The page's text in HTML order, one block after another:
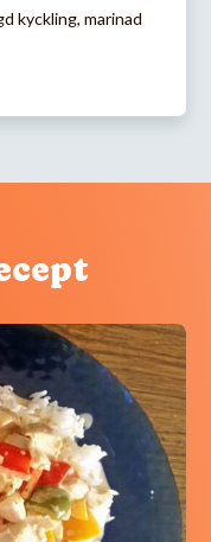
kyckling, marinad